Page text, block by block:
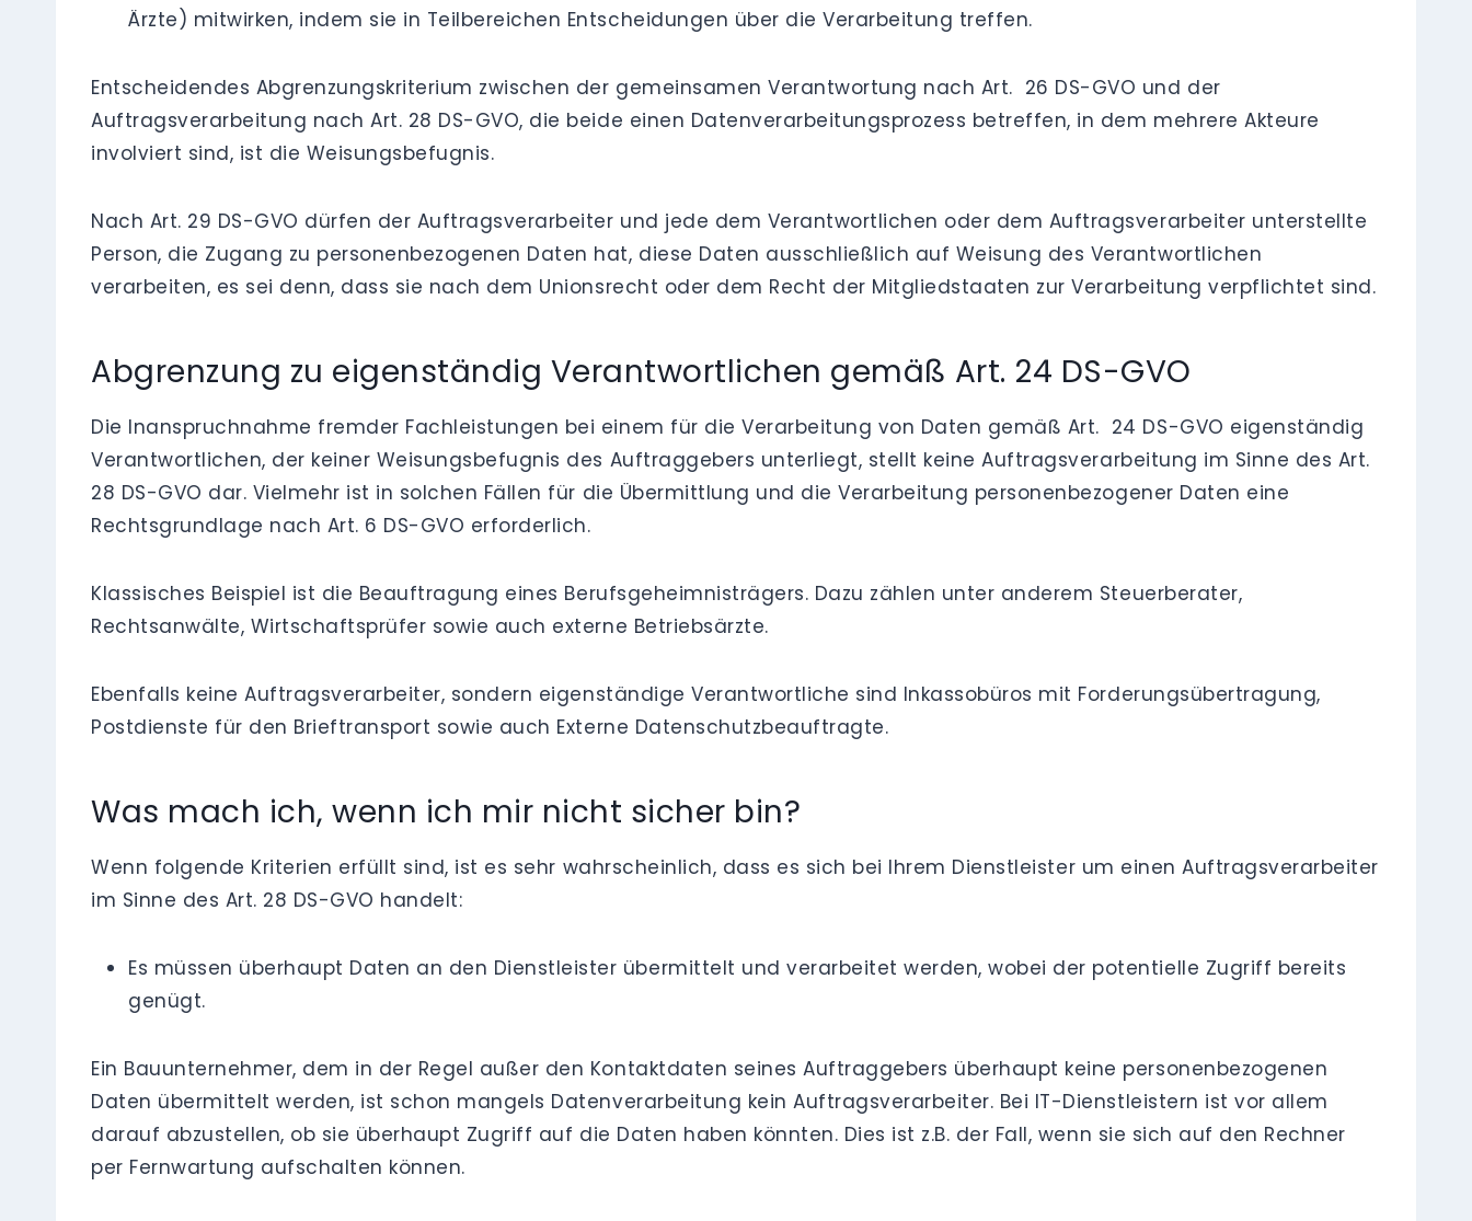
Ärzte) mitwirken, indem sie in Teilbereichen Entscheidungen über die Verarbeitung treffen.
Entscheidendes Abgrenzungskriterium zwischen der gemeinsamen Verantwortung nach Art. 26 DS-GVO und der
Auftragsverarbeitung nach Art. 28 DS-GVO, die beide einen Datenverarbeitungsprozess betreffen, in dem mehrere Akteure
involviert sind, ist die Weisungsbefugnis.
Nach Art. 29 DS-GVO dürfen der Auftragsverarbeiter und jede dem Verantwortlichen oder dem Auftragsverarbeiter unterstellte
Person, die Zugang zu personenbezogenen Daten hat, diese Daten ausschließlich auf Weisung des Verantwortlichen
verarbeiten, es sei denn, dass sie nach dem Unionsrecht oder dem Recht der Mitgliedstaaten zur Verarbeitung verpflichtet sind.
Abgrenzung zu eigenständig Verantwortlichen gemäß Art. 24 DS-GVO
Die Inanspruchnahme fremder Fachleistungen bei einem für die Verarbeitung von Daten gemäß Art. 24 DS-GVO eigenständig
Verantwortlichen, der keiner Weisungsbefugnis des Auftraggebers unterliegt, stellt keine Auftragsverarbeitung im Sinne des Art.
28 DS-GVO dar. Vielmehr ist in solchen Fällen für die Übermittlung und die Verarbeitung personenbezogener Daten eine
Rechtsgrundlage nach Art. 6 DS-GVO erforderlich.
Klassisches Beispiel ist die Beauftragung eines Berufsgeheimnisträgers. Dazu zählen unter anderem Steuerberater,
Rechtsanwälte, Wirtschaftsprüfer sowie auch externe Betriebsärzte.
Ebenfalls keine Auftragsverarbeiter, sondern eigenständige Verantwortliche sind Inkassobüros mit Forderungsübertragung,
Postdienste für den Brieftransport sowie auch Externe Datenschutzbeauftragte.
Was mach ich, wenn ich mir nicht sicher bin?
Wenn folgende Kriterien erfüllt sind, ist es sehr wahrscheinlich, dass es sich bei Ihrem Dienstleister um einen Auftragsverarbeiter
im Sinne des Art. 28 DS-GVO handelt:
Es müssen überhaupt Daten an den Dienstleister übermittelt und verarbeitet werden, wobei der potentielle Zugriff bereits
genügt.
Ein Bauunternehmer, dem in der Regel außer den Kontaktdaten seines Auftraggebers überhaupt keine personenbezogenen
Daten übermittelt werden, ist schon mangels Datenverarbeitung kein Auftragsverarbeiter. Bei IT-Dienstleistern ist vor allem
darauf abzustellen, ob sie überhaupt Zugriff auf die Daten haben könnten. Dies ist z.B. der Fall, wenn sie sich auf den Rechner
per Fernwartung aufschalten können.